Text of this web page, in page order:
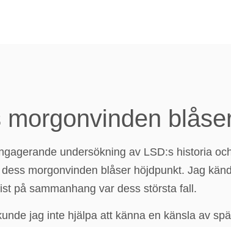
morgonvinden
undersökning av LSD:s historia
morgonvinden blåser höjdpunkt. Jag
på sammanhang var dess största fall.
jag inte hjälpa att känna en känsla av